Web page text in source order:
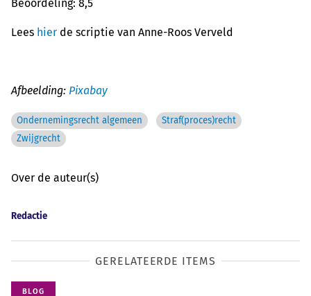
Beoordeling: 8,5
Lees hier de scriptie van Anne-Roos Verveld
Afbeelding: Pixabay
Ondernemingsrecht algemeen
Straf(proces)recht
Zwijgrecht
Over de auteur(s)
Redactie
GERELATEERDE ITEMS
BLOG